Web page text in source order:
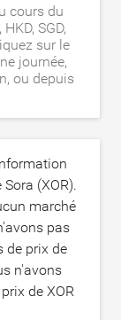
cours du
SGD,
sur le
journée,
ou depuis
(XOR).
marché
pas
de prix de
n'avons
de XOR